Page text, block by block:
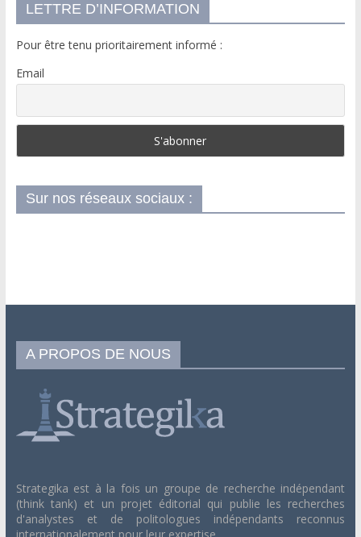
LETTRE D’INFORMATION
Pour être tenu prioritairement informé :
Email
Sur nos réseaux sociaux :
A PROPOS DE NOUS
Strategika est à la fois un groupe de recherche indépendant
(think tank) et un projet éditorial qui publie les recherches
d'analystes et de politologues indépendants reconnus